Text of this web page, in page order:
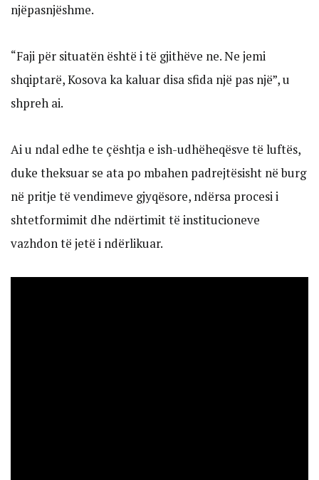
njëpasnjëshme.
“Faji për situatën është i të gjithëve ne. Ne jemi
shqiptarë, Kosova ka kaluar disa sfida një pas një”, u
shpreh ai.
Ai u ndal edhe te çështja e ish-udhëheqësve të luftës,
duke theksuar se ata po mbahen padrejtësisht në burg
në pritje të vendimeve gjyqësore, ndërsa procesi i
shtetformimit dhe ndërtimit të institucioneve
vazhdon të jetë i ndërlikuar.